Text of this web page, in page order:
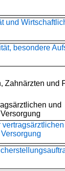
und
besondere
Zahnärzten und
und